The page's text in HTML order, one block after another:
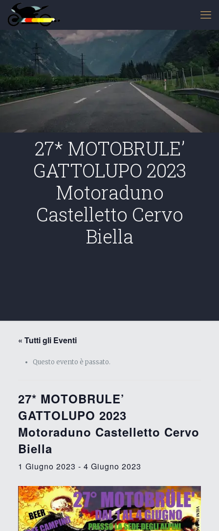
27* MOTOBRULE’
GATTOLUPO 2023
Motoraduno
Castelletto Cervo
Biella
« Tutti gli Eventi
Questo evento è passato.
27* MOTOBRULE’
GATTOLUPO 2023
Motoraduno Castelletto Cervo
Biella
1 Giugno 2023 - 4 Giugno 2023